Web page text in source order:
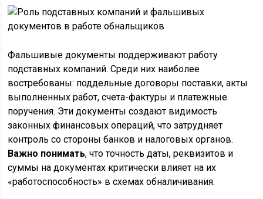
Фальшивые документы поддерживают работу
подставных компаний. Среди них наиболее
востребованы: поддельные договоры поставки, акты
выполненных работ, счета-фактуры и платежные
поручения. Эти документы создают видимость
законных финансовых операций, что затрудняет
контроль со стороны банков и налоговых органов.
Важно понимать, что точность даты, реквизитов и
суммы на документах критически влияет на их
«работоспособность» в схемах обналичивания.